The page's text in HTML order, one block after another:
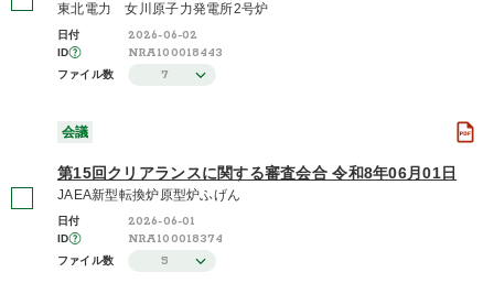
東北電力 女川原子力発電所2号炉
日付 2026-06-02
ID NRA100018443
ファイル数 7
会議
第15回クリアランスに関する審査会合 令和8年06月01日
JAEA新型転換炉原型炉ふげん
日付 2026-06-01
ID NRA100018374
ファイル数 5